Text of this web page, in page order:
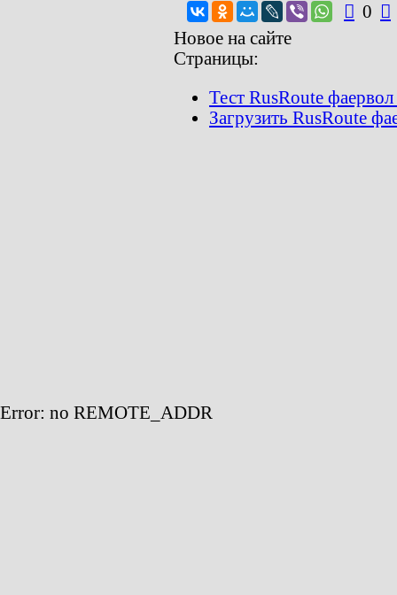
 0 
Новое на сайте
Страницы:
Тест RusRoute
Загрузить RusRoute
Error: no REMOTE_ADDR